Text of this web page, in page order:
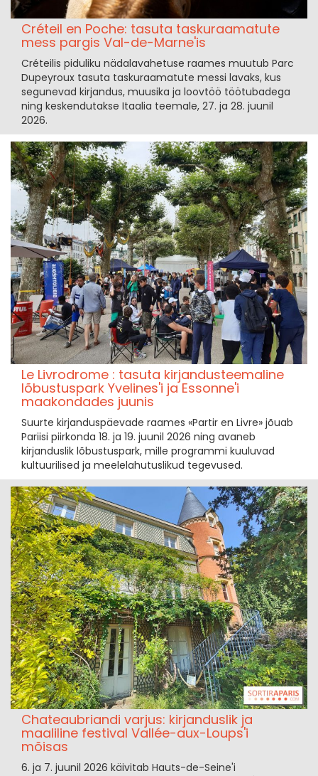
Créteil en Poche: tasuta taskuraamatute
mess pargis Val-de-Marne'is
Créteilis piduliku nädalavahetuse raames muutub Parc
Dupeyroux tasuta taskuraamatute messi lavaks, kus
segunevad kirjandus, muusika ja loovtöö töötubadega
ning keskendutakse Itaalia teemale, 27. ja 28. juunil
2026.
Le Livrodrome : tasuta kirjandusteemaline
lõbustuspark Yvelines'i ja Essonne'i
maakondades juunis
Suurte kirjanduspäevade raames «Partir en Livre» jõuab
Pariisi piirkonda 18. ja 19. juunil 2026 ning avaneb
kirjanduslik lõbustuspark, mille programmi kuuluvad
kultuurilised ja meelelahutuslikud tegevused.
Chateaubriandi varjus: kirjanduslik ja
maaliline festival Vallée-aux-Loups'i
mõisas
6. ja 7. juunil 2026 käivitab Hauts-de-Seine'i